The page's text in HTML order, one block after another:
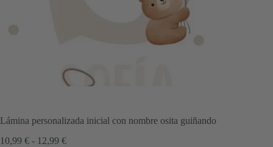
Lámina personalizada inicial con nombre osita guiñando
10,99 € - 12,99 €Rango